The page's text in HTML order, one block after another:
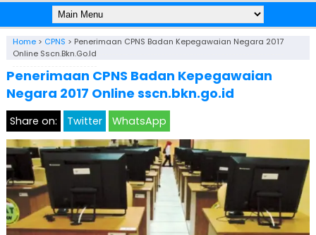
Home> CPNS > Penerimaan CPNS Badan Kepegawaian Negara 2017
Online Sscn.bkn.go.id
Penerimaan CPNS Badan Kepegawaian
Negara 2017 Online sscn.bkn.go.id
Share on: Twitter WhatsApp